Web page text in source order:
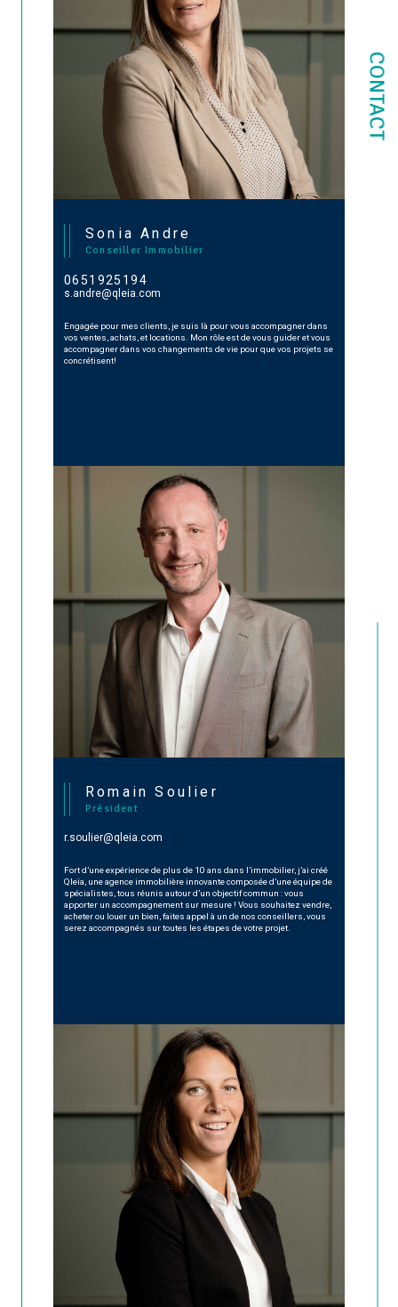
CONTACT
Sonia Andre
Conseiller Immobilier
0651925194
s.andre@qleia.com
Engagée pour mes clients, je suis là pour vous accompagner dans
vos ventes, achats, et locations. Mon rôle est de vous guider et vous
accompagner dans vos changements de vie pour que vos projets se
concrétisent!
Romain Soulier
Président
r.soulier@qleia.com
Fort d’une expérience de plus de 10 ans dans l’immobilier, j’ai créé
Qleïa, une agence immobilière innovante composée d’une équipe de
spécialistes, tous réunis autour d’un objectif commun : vous
apporter un accompagnement sur mesure ! Vous souhaitez vendre,
acheter ou louer un bien, faites appel à un de nos conseillers, vous
serez accompagnés sur toutes les étapes de votre projet.